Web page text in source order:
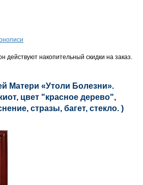
действуют накопительный скидки на заказ.
Матери «Утоли Болезни».
цвет "красное дерево",
стразы, багет, стекло. )